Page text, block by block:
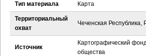
д
е
с
Тип материала Карта
Территориальный
охват
Чеченская Республика,
Источник
Картографический
общества